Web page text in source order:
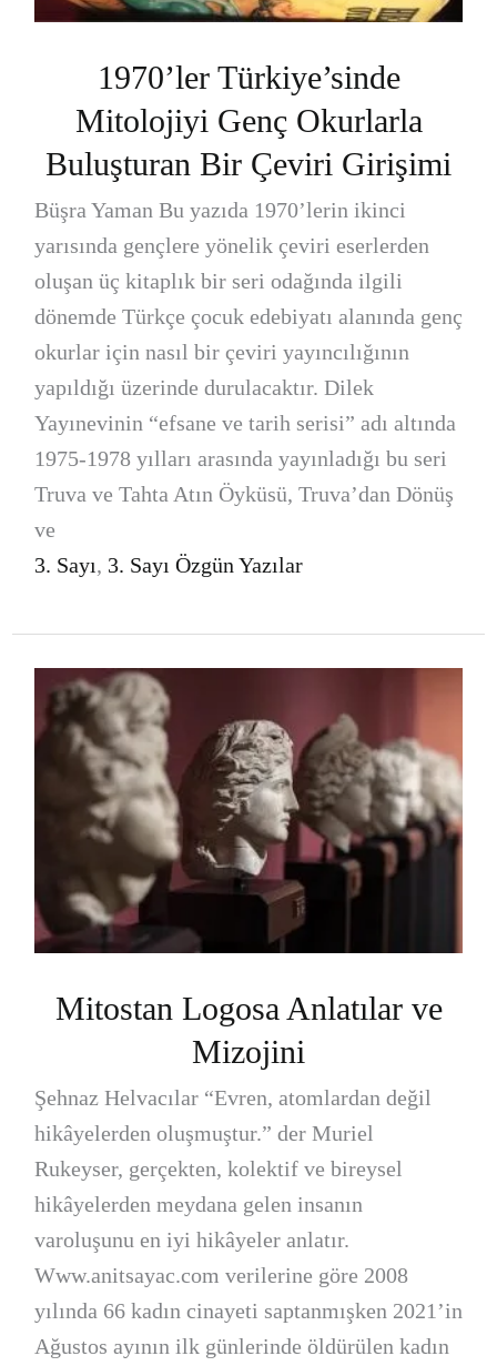
1970’ler Türkiye’sinde
Mitolojiyi Genç Okurlarla
Buluşturan Bir Çeviri Girişimi
Büşra Yaman Bu yazıda 1970’lerin ikinci
yarısında gençlere yönelik çeviri eserlerden
oluşan üç kitaplık bir seri odağında ilgili
dönemde Türkçe çocuk edebiyatı alanında genç
okurlar için nasıl bir çeviri yayıncılığının
yapıldığı üzerinde durulacaktır. Dilek
Yayınevinin “efsane ve tarih serisi” adı altında
1975-1978 yılları arasında yayınladığı bu seri
Truva ve Tahta Atın Öyküsü, Truva’dan Dönüş
ve
3. Sayı, 3. Sayı Özgün Yazılar
Mitostan Logosa Anlatılar ve
Mizojini
Şehnaz Helvacılar “Evren, atomlardan değil
hikâyelerden oluşmuştur.” der Muriel
Rukeyser, gerçekten, kolektif ve bireysel
hikâyelerden meydana gelen insanın
varoluşunu en iyi hikâyeler anlatır.
Www.anitsayac.com verilerine göre 2008
yılında 66 kadın cinayeti saptanmışken 2021’in
Ağustos ayının ilk günlerinde öldürülen kadın